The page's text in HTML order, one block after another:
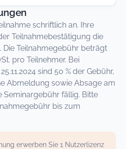
schriftlich an. Ihre
Teilnahmebestätigung die
Die Teilnahmegebühr beträgt
pro Teilnehmer. Bei
sind 50 % der Gebühr,
Abmeldung sowie Absage am
Seminargebühr fällig. Bitte
bis zum
erwerben Sie 1 Nutzerlizenz